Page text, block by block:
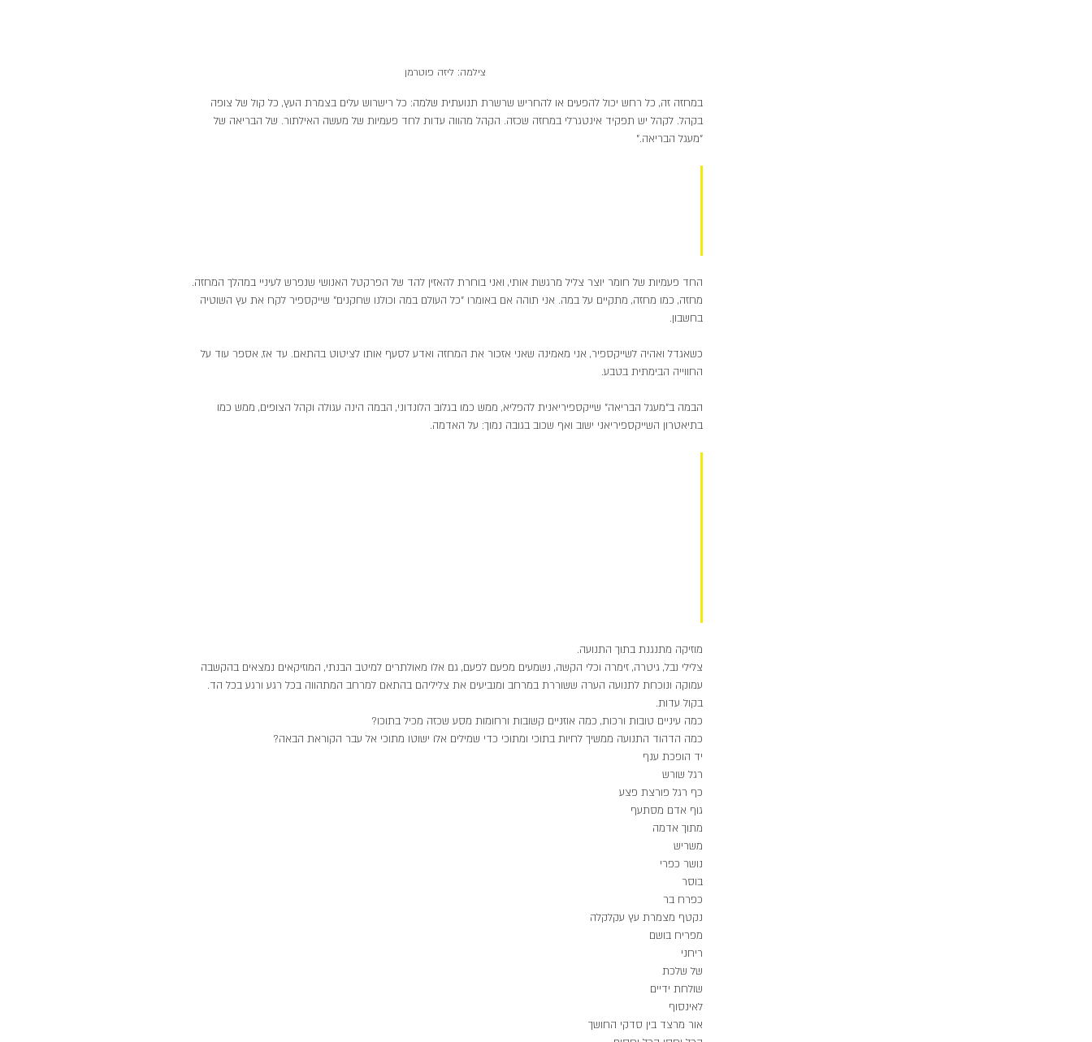
צילמה: ליזה פוטרמן
במחזה זה, כל רחש יכול להפעים או להחריש שרשרת תנועתית שלמה: כל רישרוש עלים בצמרת העץ, כל קול של צופה
בקהל. לקהל יש תפקיד אינטגרלי במחזה שכזה. הקהל מהווה עדות לחד פעמיות של מעשה האילתור. של הבריאה של
"מעגל הבריאה."
החד פעמיות של חומר יוצר צליל מרגשת אותי, ואני בוחרת להאזין להד של הפרקטל האנושי שנפרש לעיניי במהלך המחזה.
מחזה, כמו מחזה, מתקיים על במה. אני תוהה אם באומרו "כל העולם במה וכולנו שחקנים" שייקספיר לקח את עץ השוטיה
בחשבון.
כשאגדל ואהיה לשייקספיר, אני מאמינה שאני אזכור את המחזה ואדע לסעף אותו לציטוט בהתאם. עד אז, אספר עוד על
החווייה הבימתית בטבע.
הבמה ב"מעגל הבריאה" שייקספיריאנית להפליא, ממש כמו בגלוב הלונדוני, הבמה הינה עגולה וקהל הצופים, ממש כמו
בתיאטרון השייקספיריאני ישוב ואף שכוב בגובה נמוך: על האדמה.
מוזיקה מתנגנת בתוך התנועה.
צלילי נבל, גיטרה, זימרה וכלי הקשה, נשמעים מפעם לפעם, גם אלו מאולתרים למיטב הבנתי, המוזיקאים נמצאים בהקשבה
עמוקה ונוכחת לתנועה הערה ששוררת במרחב ומנביעים את צליליהם בהתאם למרחב המתהווה בכל רגע ורגע בכל הד.
בקול עדות.
כמה עיניים טובות ורכות, כמה אוזניים קשובות ורחומות מסע שכזה מכיל בתוכו?
כמה הדהוד התנועה ממשיך לחיות בתוכי ומתוכי כדי שמילים אלו ישוטו מתוכי אל עבר הקוראת הבאה?
יד הופכת ענף
רגל שורש
כף רגל פורצת פצע
גוף אדם מסתעף
מתוך אדמה
משריש
נושר כפרי
בוסר
כפרח בר
נקטף מצמרת עץ עקלקלה
מפריח בושם
ריחני
של שלכת
שולחת ידיים
לאינסוף
אור מרצד בין סדקי החושך